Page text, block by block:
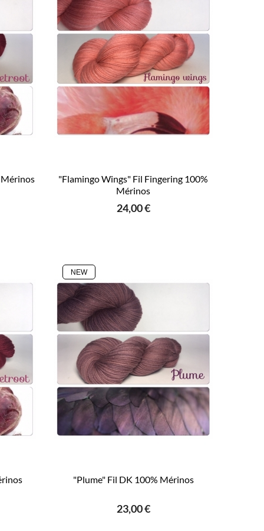
"Flamingo Wings" Fil Fingering 100%
Mérinos
24,00 €
NEW
"Plume" Fil DK 100% Mérinos
23,00 €